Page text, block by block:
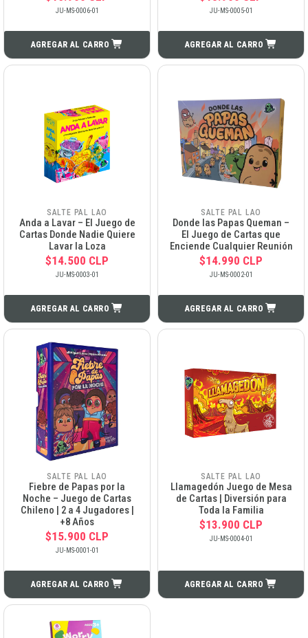
JU-MS-0006-01
AGREGAR AL CARRO
JU-MS-0005-01
AGREGAR AL CARRO
SALTE PAL LAO
Anda a Lavar – El Juego de
Cartas Donde Nadie Quiere
Lavar la Loza
$14.500 CLP
JU-MS-0003-01
AGREGAR AL CARRO
SALTE PAL LAO
Donde las Papas Queman –
El Juego de Cartas que
Enciende Cualquier Reunión
$14.990 CLP
JU-MS-0002-01
AGREGAR AL CARRO
SALTE PAL LAO
Fiebre de Papas por la
Noche – Juego de Cartas
Chileno | 2 a 4 Jugadores |
+8 Años
$15.900 CLP
JU-MS-0001-01
AGREGAR AL CARRO
SALTE PAL LAO
Llamagedón Juego de Mesa
de Cartas | Diversión para
Toda la Familia
$13.900 CLP
JU-MS-0004-01
AGREGAR AL CARRO